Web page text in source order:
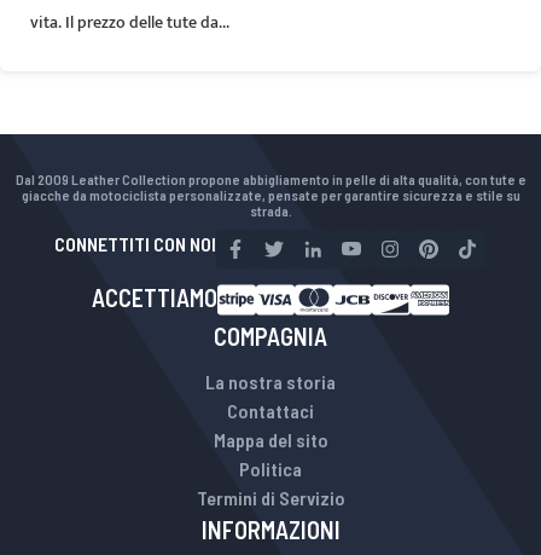
vita. Il prezzo delle tute da...
Dal 2009 Leather Collection propone abbigliamento in pelle di alta qualità, con tute e
giacche da motociclista personalizzate, pensate per garantire sicurezza e stile su
strada.
CONNETTITI CON NOI
ACCETTIAMO
COMPAGNIA
La nostra storia
Contattaci
Mappa del sito
Politica
Termini di Servizio
INFORMAZIONI